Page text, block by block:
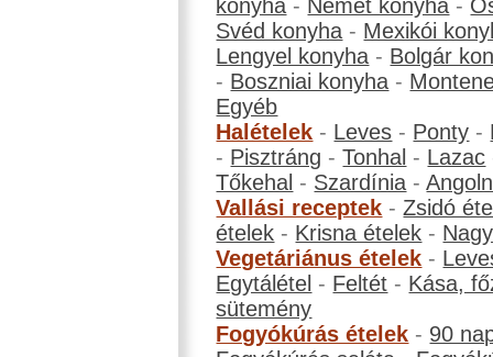
konyha - Német konyha -
Svéd konyha - Mexikói
Lengyel konyha - Bolgár
- Boszniai konyha -
Egyéb
Halételek - Leves - Ponty -
- Pisztráng -Tonhal - Lazac
Tőkehal - Szardínia -
Vallási receptek -Zsidó
ételek - Krisna ételek -
Vegetáriánus ételek -
Egytálétel - Feltét - Kása,
sütemény
Fogyókúrás ételek - 90